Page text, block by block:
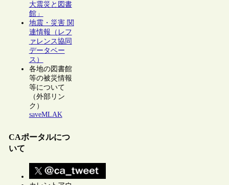
大震災と図書
館」
地震・災害 関
連情報（レフ
ァレンス協同
データベー
ス）
各地の図書館
等の被災情報
等について
（外部リン
ク）
saveMLAK
CAポータルにつ
いて